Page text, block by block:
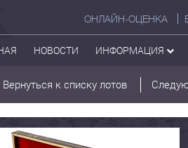
ОНЛАЙН-ОЦЕНКА
НОВОСТИ ИНФОРМАЦИЯ
Вернуться к списку лотов